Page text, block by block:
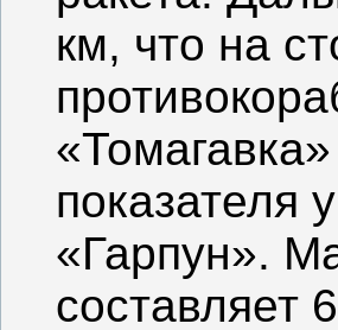
км, что на
показателя
«Гарпун».
составляет